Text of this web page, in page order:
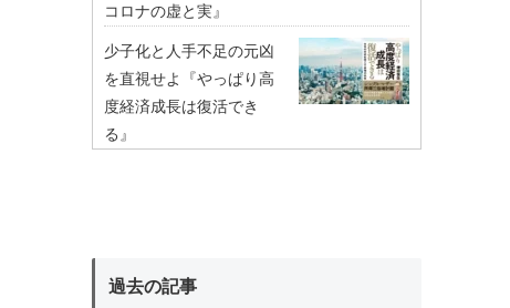
コロナの虚と実』
少子化と人手不足の元凶
を直視せよ『やっぱり高
度経済成長は復活でき
る』
過去の記事